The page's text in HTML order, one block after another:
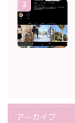
2
アーカイブ